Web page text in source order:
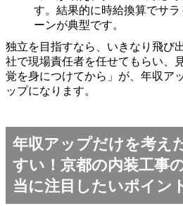
す。結果的に時給換算でサ
ーンが典型です。
独立を目指すなら、いきなり飛び
社で現場責任者を任せてもらい、
覚を身につけてから」が、年収ア
ップになります。
年収アップだけを考え
すい！京都の内装工事
当に注目したいポイン